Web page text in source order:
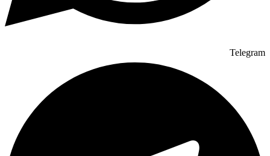
Telegram